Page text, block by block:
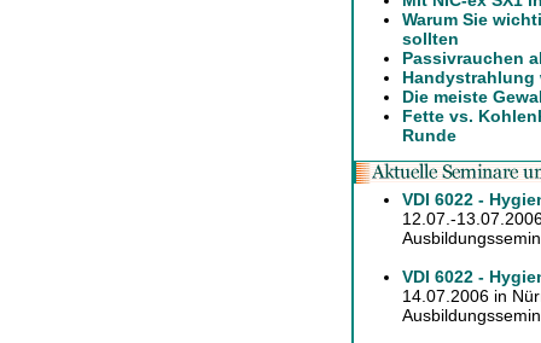
Warum Sie
sollten
Passivrauchen
Handystrahlung
Die meiste
Fette vs.
Runde
VDI 6022 -
12.07.-
VDI 6022 -
14.07.2006 in